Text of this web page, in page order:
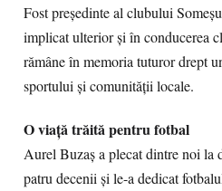
Fost președinte al clubului
implicat ulterior și în conducerea
rămâne în memoria tuturor drept
sportului și comunității locale.
O viață trăită pentru fotbal
Aurel Buzaș a plecat dintre noi la
patru decenii și le-a dedicat